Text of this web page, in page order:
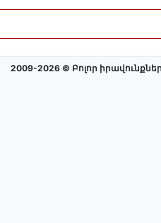
2009-2026 © Բոլոր